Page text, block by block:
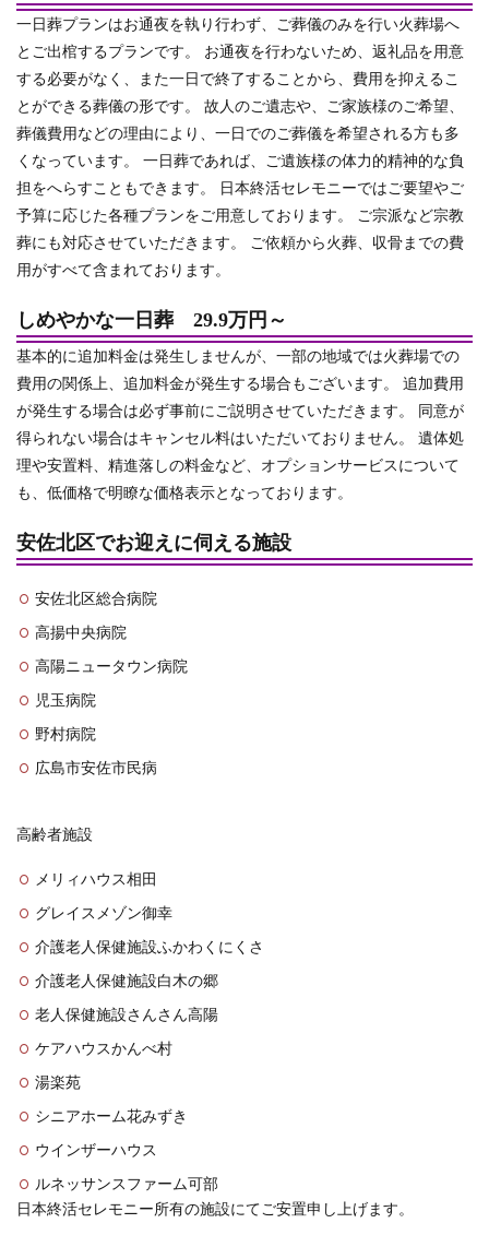
一日葬プランはお通夜を執り行わず、ご葬儀のみを行い火葬場へ
とご出棺するプランです。 お通夜を行わないため、返礼品を用意
する必要がなく、また一日で終了することから、費用を抑えるこ
とができる葬儀の形です。 故人のご遺志や、ご家族様のご希望、
葬儀費用などの理由により、一日でのご葬儀を希望される方も多
くなっています。 一日葬であれば、ご遺族様の体力的精神的な負
担をへらすこともできます。 日本終活セレモニーではご要望やご
予算に応じた各種プランをご用意しております。 ご宗派など宗教
葬にも対応させていただきます。 ご依頼から火葬、収骨までの費
用がすべて含まれております。
しめやかな一日葬 29.9万円～
基本的に追加料金は発生しませんが、一部の地域では火葬場での
費用の関係上、追加料金が発生する場合もございます。 追加費用
が発生する場合は必ず事前にご説明させていただきます。 同意が
得られない場合はキャンセル料はいただいておりません。 遺体処
理や安置料、精進落しの料金など、オプションサービスについて
も、低価格で明瞭な価格表示となっております。
安佐北区でお迎えに伺える施設
安佐北区総合病院
高揚中央病院
高陽ニュータウン病院
児玉病院
野村病院
広島市安佐市民病
高齢者施設
メリィハウス相田
グレイスメゾン御幸
介護老人保健施設ふかわくにくさ
介護老人保健施設白木の郷
老人保健施設さんさん高陽
ケアハウスかんべ村
湯楽苑
シニアホーム花みずき
ウインザーハウス
ルネッサンスファーム可部
日本終活セレモニー所有の施設にてご安置申し上げます。